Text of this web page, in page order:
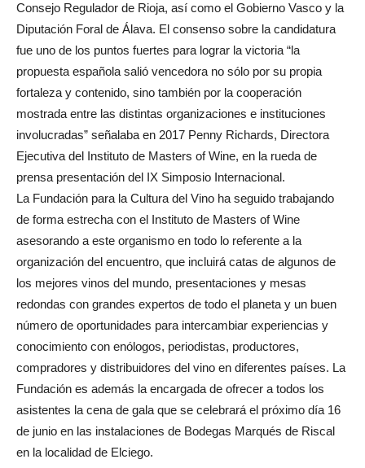
Consejo Regulador de Rioja, así como el Gobierno Vasco y la
Diputación Foral de Álava. El consenso sobre la candidatura
fue uno de los puntos fuertes para lograr la victoria “la
propuesta española salió vencedora no sólo por su propia
fortaleza y contenido, sino también por la cooperación
mostrada entre las distintas organizaciones e instituciones
involucradas” señalaba en 2017 Penny Richards, Directora
Ejecutiva del Instituto de Masters of Wine, en la rueda de
prensa presentación del IX Simposio Internacional.
La Fundación para la Cultura del Vino ha seguido trabajando
de forma estrecha con el Instituto de Masters of Wine
asesorando a este organismo en todo lo referente a la
organización del encuentro, que incluirá catas de algunos de
los mejores vinos del mundo, presentaciones y mesas
redondas con grandes expertos de todo el planeta y un buen
número de oportunidades para intercambiar experiencias y
conocimiento con enólogos, periodistas, productores,
compradores y distribuidores del vino en diferentes países. La
Fundación es además la encargada de ofrecer a todos los
asistentes la cena de gala que se celebrará el próximo día 16
de junio en las instalaciones de Bodegas Marqués de Riscal
en la localidad de Elciego.